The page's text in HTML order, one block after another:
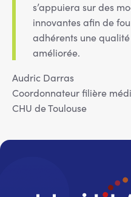
s’appuiera sur des
innovantes afin de
adhérents une
améliorée.
Audric Darras
Coordonnateur filière
CHU de Toulouse